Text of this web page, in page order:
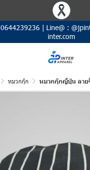
0644239236 | Line@ :
inter.com
หมวกกุ๊ก หมวกกุ๊กญี่ปุ่น ลาย